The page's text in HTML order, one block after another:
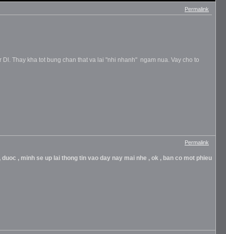
Permalink
Thay kha tot bung chan that va lai "nhi nhanh" ngam nua. Vay cho to
Permalink
, minh se up lai thong tin vao day nay mai nhe , ok , ban co mot phieu